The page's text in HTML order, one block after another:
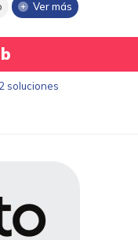
Ver más
soluciones